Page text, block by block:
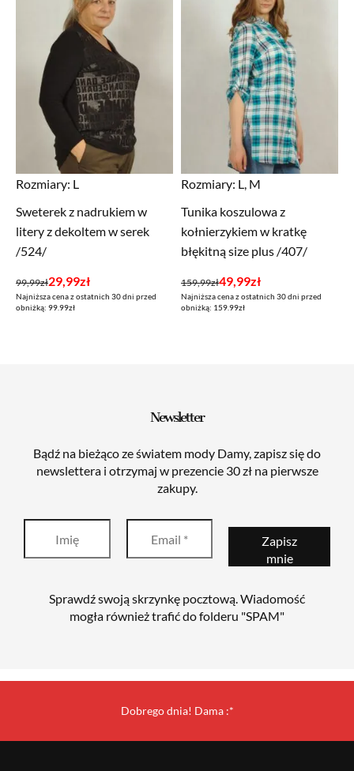
Rozmiary: L
Sweterek z nadrukiem w
litery z dekoltem w serek
/524/
99,99zł
Pierwotna
cena
29,99zł
Aktualna
cena
Najniższa cena z ostatnich 30 dni przed
obniżką: 99.99zł
Rozmiary: L, M
Tunika koszulowa z
kołnierzykiem w kratkę
błękitną size plus /407/
159,99zł
Pierwotna
cena
49,99zł
Aktualna
cena
Najniższa cena z ostatnich 30 dni przed
obniżką: 159.99zł
Newsletter
Bądź na bieżąco ze światem mody Damy, zapisz się do
newslettera i otrzymaj w prezencie 30 zł na pierwsze
zakupy.
Sprawdź swoją skrzynkę pocztową. Wiadomość
mogła również trafić do folderu "SPAM"
Dobrego dnia! Dama :*